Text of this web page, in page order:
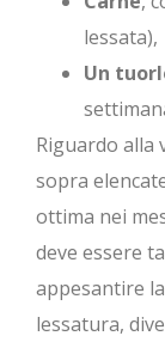
lessata),
Un
Riguardo alla
sopra
ottima nei
deve essere
appesantire
lessatura,